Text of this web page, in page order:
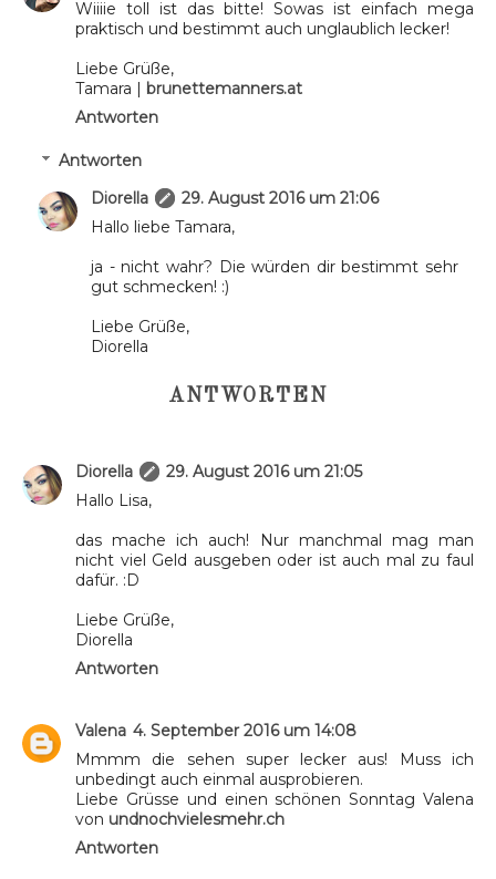
Wiiiie toll ist das bitte! Sowas ist einfach mega
praktisch und bestimmt auch unglaublich lecker!
Liebe Grüße,
Tamara | brunettemanners.at
Antworten
Antworten
Diorella
29. August 2016 um 21:06
Hallo liebe Tamara,
ja - nicht wahr? Die würden dir bestimmt sehr
gut schmecken! :)
Liebe Grüße,
Diorella
ANTWORTEN
Diorella
29. August 2016 um 21:05
Hallo Lisa,
das mache ich auch! Nur manchmal mag man
nicht viel Geld ausgeben oder ist auch mal zu faul
dafür. :D
Liebe Grüße,
Diorella
Antworten
Valena 4. September 2016 um 14:08
Mmmm die sehen super lecker aus! Muss ich
unbedingt auch einmal ausprobieren.
Liebe Grüsse und einen schönen Sonntag Valena
von undnochvielesmehr.ch
Antworten